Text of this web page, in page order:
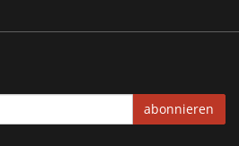
abonnieren